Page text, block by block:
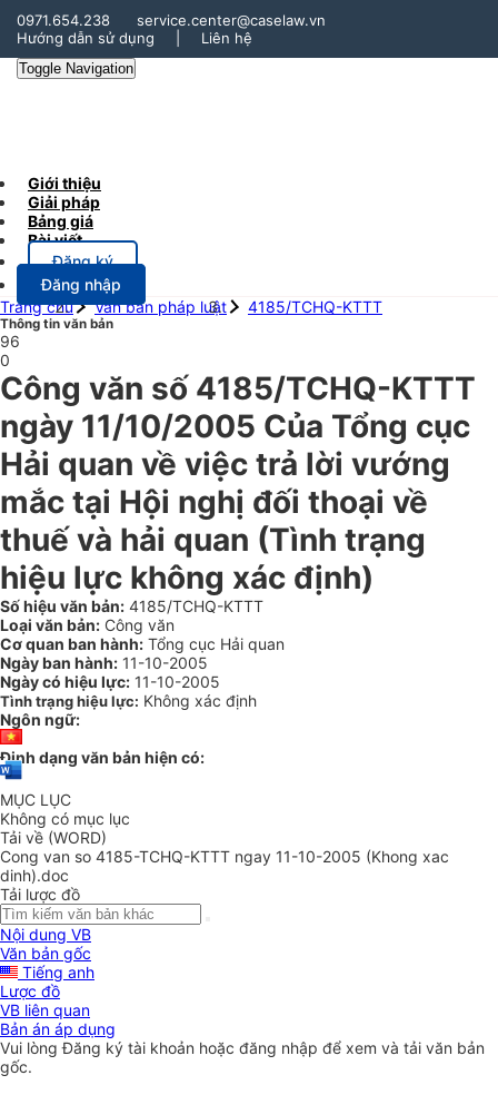
0971.654.238
service.center@caselaw.vn
Hướng dẫn sử dụng
Liên hệ
Toggle Navigation
Giới thiệu
Giải pháp
Bảng giá
Bài viết
Đăng ký
Đăng nhập
Trang chủ
Văn bản pháp luật 4185/TCHQ-KTTT
Thông tin văn bản
96
0
Công văn số 4185/TCHQ-KTTT
ngày 11/10/2005 Của Tổng cục
Hải quan về việc trả lời vướng
mắc tại Hội nghị đối thoại về
thuế và hải quan (Tình trạng
hiệu lực không xác định)
Số hiệu văn bản: 4185/TCHQ-KTTT
Loại văn bản: Công văn
Cơ quan ban hành: Tổng cục Hải quan
Ngày ban hành: 11-10-2005
Ngày có hiệu lực: 11-10-2005
Tình trạng hiệu lực: Không xác định
Ngôn ngữ:
Định dạng văn bản hiện có:
MỤC LỤC
Không có mục lục
Tải về (WORD)
Cong van so 4185-TCHQ-KTTT ngay 11-10-2005 (Khong xac
dinh).doc
Tải lược đồ
Nội dung VB
Văn bản gốc
Tiếng anh
Lược đồ
VB liên quan
Bản án áp dụng
Vui lòngĐăng ký tài khoản hoặc đăng nhập để xem và tải văn bản
gốc.